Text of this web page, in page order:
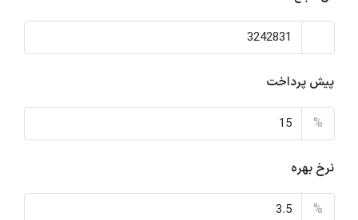
پیش پرداخت
%
نرخ بهره
%